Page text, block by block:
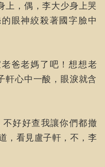
上，偶，李大少身上哭
眼神絞殺著國字臉中
爸老媽了吧！想想老
軒心中一酸，眼淚就含
不好好查我讓你們都撤
，看見盧子軒，不，李